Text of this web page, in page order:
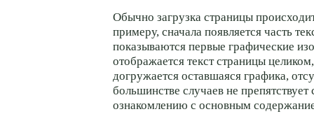
Обычно загрузка страницы
примеру, сначала появляется часть
показываются первые графические
отображается текст страницы
догружается оставшаяся графика,
большинстве случаев не препятствует
ознакомлению с основным